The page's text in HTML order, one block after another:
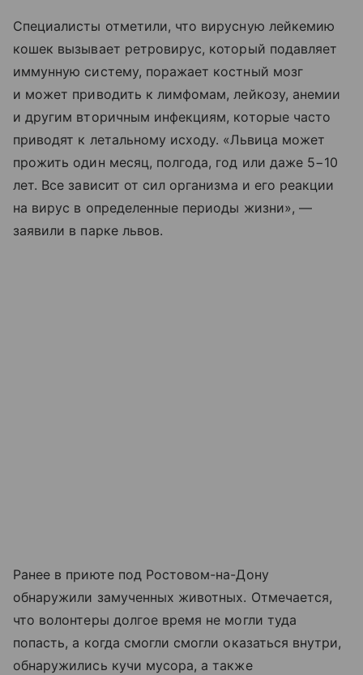
Специалисты отметили, что вирусную лейкемию
кошек вызывает ретровирус, который подавляет
иммунную систему, поражает костный мозг
и может приводить к лимфомам, лейкозу, анемии
и другим вторичным инфекциям, которые часто
приводят к летальному исходу. «Львица может
прожить один месяц, полгода, год или даже 5−10
лет. Все зависит от сил организма и его реакции
на вирус в определенные периоды жизни», —
заявили в парке львов.
Ранее в приюте под Ростовом-на-Дону
обнаружили замученных животных. Отмечается,
что волонтеры долгое время не могли туда
попасть, а когда смогли смогли оказаться внутри,
обнаружились кучи мусора, а также